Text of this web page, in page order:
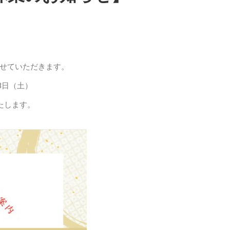
ていただきます。
（土）
ます。